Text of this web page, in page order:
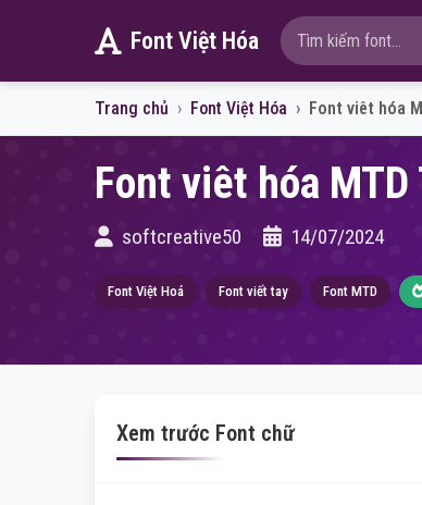
Font Việt Hóa
Trang chủ Font Việt Hóa Font viêt hóa
Font viêt hóa
softcreative50 14/07/2024
Font Việt Hoá Font viết tay Font MTD
Xem trước Font chữ